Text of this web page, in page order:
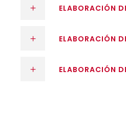
ELABORACIÓN
ELABORACIÓN
ELABORACIÓN